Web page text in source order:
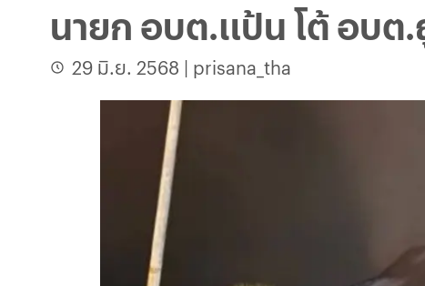
นายก อบต.แป้น โต้ อบต
29 มิ.ย. 2568 | prisana_tha